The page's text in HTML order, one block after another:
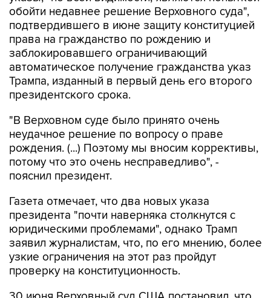
обойти недавнее решение Верховного суда",
подтвердившего в июне защиту конституцией
права на гражданство по рождению и
заблокировавшего ограничивающий
автоматическое получение гражданства указ
Трампа, изданный в первый день его второго
президентского срока.
"В Верховном суде было принято очень
неудачное решение по вопросу о праве
рождения. (...) Поэтому мы вносим коррективы,
потому что это очень несправедливо", -
пояснил президент.
Газета отмечает, что два новых указа
президента "почти наверняка столкнутся с
юридическими проблемами", однако Трамп
заявил журналистам, что, по его мнению, более
узкие ограничения на этот раз пройдут
проверку на конституционность.